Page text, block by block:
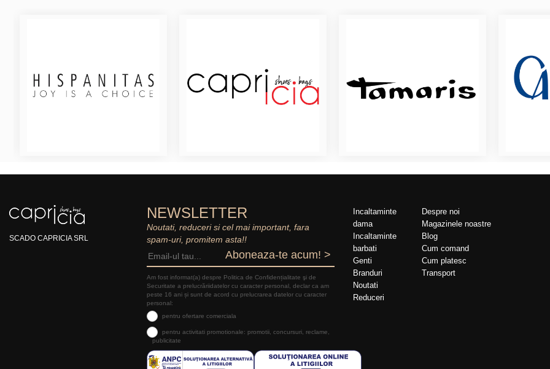
SCADO CAPRICIA SRL
NEWSLETTER
Noutati, reduceri si cel mai important, fara
spam-uri, promitem asta!!
Aboneaza-te acum! >
Am fost informat(a) despre Politica de Confidențialitate şi de
Securitate a prelucrăriidatelor cu caracter personal, declar ca am
peste 16 ani și sunt de acord cu prelucrarea datelor cu caracter
personal:
pentru ofertare comerciala
pentru activitati promotionale: promotii, concursuri, reclame,
publicitate
Incaltaminte
dama
Incaltaminte
barbati
Genti
Branduri
Noutati
Reduceri
Despre noi
Magazinele noastre
Blog
Cum comand
Cum platesc
Transport